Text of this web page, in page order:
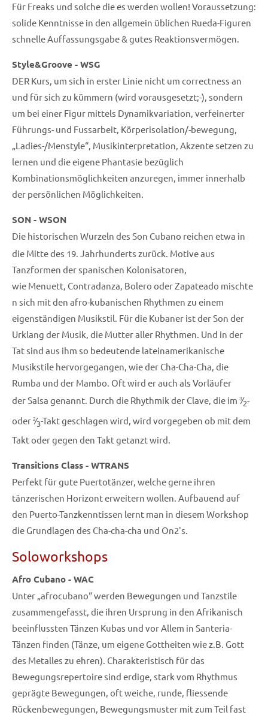
Für Freaks und solche die es werden wollen! Voraussetzung:
solide Kenntnisse in den allgemein üblichen Rueda-Figuren
schnelle Auffassungsgabe & gutes Reaktionsvermögen.
Style&Groove - WSG
DER Kurs, um sich in erster Linie nicht um correctness an
und für sich zu kümmern (wird vorausgesetzt;-), sondern
um bei einer Figur mittels Dynamikvariation, verfeinerter
Führungs- und Fussarbeit, Körperisolation/-bewegung,
„Ladies-/Menstyle“, Musikinterpretation, Akzente setzen zu
lernen und die eigene Phantasie bezüglich
Kombinationsmöglichkeiten anzuregen, immer innerhalb
der persönlichen Möglichkeiten.
SON - WSON
Die historischen Wurzeln des Son Cubano reichen etwa in
die Mitte des 19. Jahrhunderts zurück. Motive aus
Tanzformen der spanischen Kolonisatoren,
wie Menuett, Contradanza, Bolero oder Zapateado mischte
n sich mit den afro-kubanischen Rhythmen zu einem
eigenständigen Musikstil. Für die Kubaner ist der Son der
Urklang der Musik, die Mutter aller Rhythmen. Und in der
Tat sind aus ihm so bedeutende lateinamerikanische
Musikstile hervorgegangen, wie der Cha-Cha-Cha, die
Rumba und der Mambo. Oft wird er auch als Vorläufer
der Salsa genannt. Durch die Rhythmik der Clave, die im 3⁄2-
oder 2⁄3-Takt geschlagen wird, wird vorgegeben ob mit dem
Takt oder gegen den Takt getanzt wird.
Transitions Class - WTRANS
Perfekt für gute Puertotänzer, welche gerne ihren
tänzerischen Horizont erweitern wollen. Aufbauend auf
den Puerto-Tanzkenntissen lernt man in diesem Workshop
die Grundlagen des Cha-cha-cha und On2's.
Soloworkshops
Afro Cubano - WAC
Unter „afrocubano“ werden Bewegungen und Tanzstile
zusammengefasst, die ihren Ursprung in den Afrikanisch
beeinflussten Tänzen Kubas und vor Allem in Santeria-
Tänzen finden (Tänze, um eigene Gottheiten wie z.B. Gott
des Metalles zu ehren). Charakteristisch für das
Bewegungsrepertoire sind erdige, stark vom Rhythmus
geprägte Bewegungen, oft weiche, runde, fliessende
Rückenbewegungen, Bewegungsmuster mit zum Teil fast